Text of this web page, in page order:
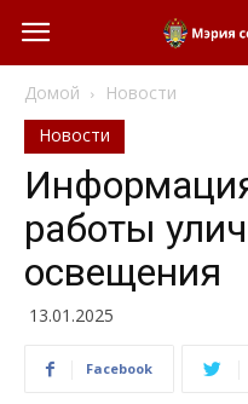
Домой
Новости
Новости
работы
освещения
13.01.2025
Facebook